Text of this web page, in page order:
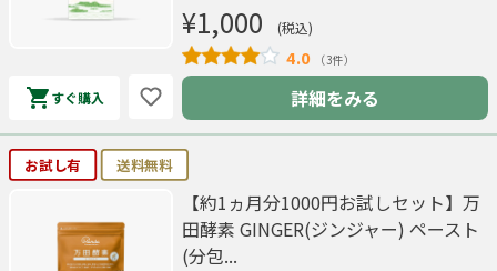
¥1,000 (税込)
4.0 （3件）
すぐ購入 詳細をみる
お試し有 送料無料
【約1ヵ月分1000円お試しセット】万
田酵素 GINGER(ジンジャー) ペースト
(分包...